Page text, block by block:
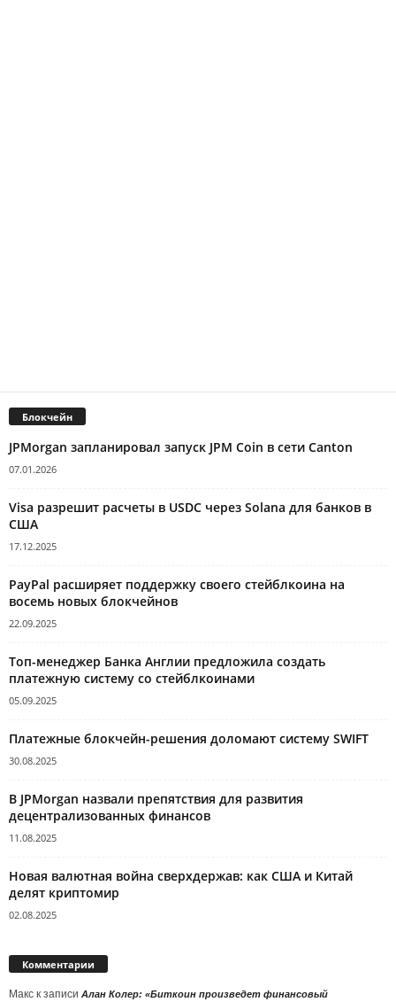
Блокчейн
JPMorgan запланировал запуск JPM Coin в сети Canton
07.01.2026
Visa разрешит расчеты в USDC через Solana для банков в
США
17.12.2025
PayPal расширяет поддержку своего стейблкоина на
восемь новых блокчейнов
22.09.2025
Топ-менеджер Банка Англии предложила создать
платежную систему со стейблкоинами
05.09.2025
Платежные блокчейн-решения доломают систему SWIFT
30.08.2025
В JPMorgan назвали препятствия для развития
децентрализованных финансов
11.08.2025
Новая валютная война сверхдержав: как США и Китай
делят криптомир
02.08.2025
Комментарии
Макс к записи Алан Колер: «Биткоин произведет финансовый